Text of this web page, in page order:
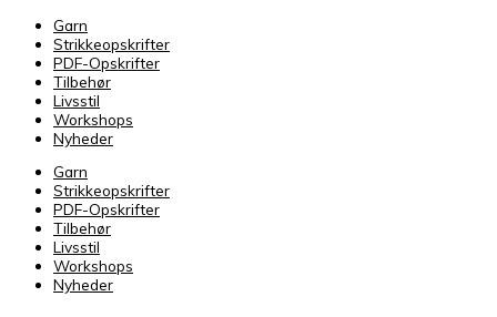
Garn
Strikkeopskrifter
PDF-Opskrifter
Tilbehør
Livsstil
Workshops
Nyheder
Garn
Strikkeopskrifter
PDF-Opskrifter
Tilbehør
Livsstil
Workshops
Nyheder
Lyseblå
6357
antal